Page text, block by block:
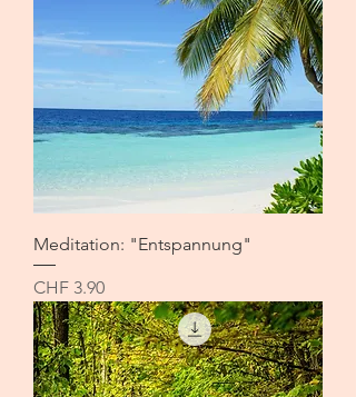
Meditation: "Entspannung"
Preis
CHF 3.90